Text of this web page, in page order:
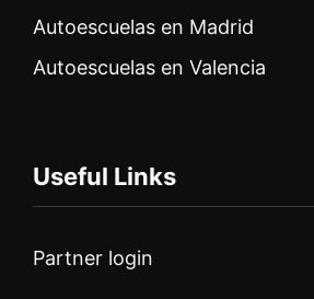
Autoescuelas en Madrid
Autoescuelas en Valencia
Useful Links
Partner login